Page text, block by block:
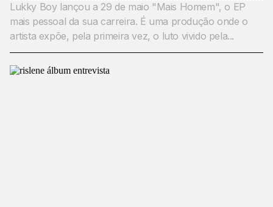
Lukky Boy lançou a 29 de maio "Mais Homem", o EP
mais pessoal da sua carreira. É uma produção onde o
artista expõe, pela primeira vez, o luto vivido pela...